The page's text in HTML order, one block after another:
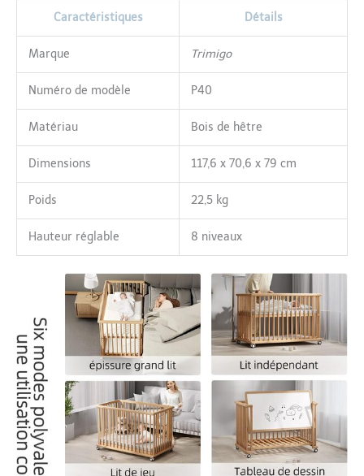
70 x 80 cm - le compagnon
idéal du nourrisson à
Caractéristiques Détails
Marque Trimigo
Numéro de modèle P40
Matériau Bois de hêtre
Dimensions 117,6 x 70,6 x 79 cm
Poids 22,5 kg
Hauteur réglable 8 niveaux